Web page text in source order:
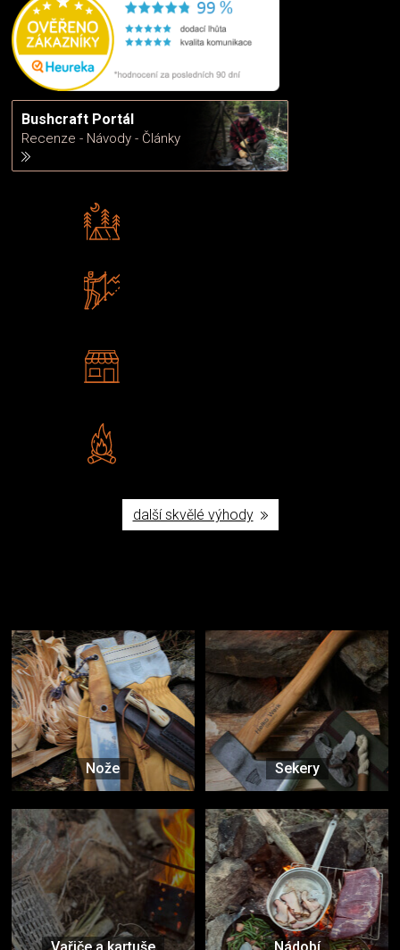
Bushcraft Portál
Recenze - Návody - Články
další skvělé výhody
Nože Sekery